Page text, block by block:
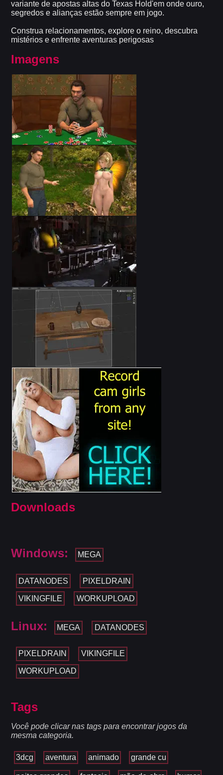
variante de apostas altas do Texas Hold'em onde ouro,
segredos e alianças estão sempre em jogo.
Construa relacionamentos, explore o reino, descubra
mistérios e enfrente aventuras perigosas
Imagens
Downloads
Windows: MEGA
DATANODES PIXELDRAIN
VIKINGFILE WORKUPLOAD
Linux: MEGA DATANODES
PIXELDRAIN VIKINGFILE
WORKUPLOAD
Tags
Você pode clicar nas tags para encontrar jogos da
mesma categoria.
3dcg aventura animado grande cu